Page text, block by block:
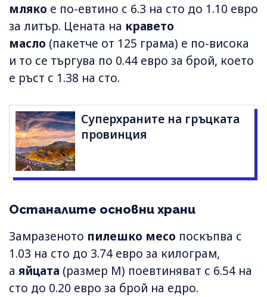
мляко е по-евтино с 6.3 на сто до 1.10 евро
за литър. Цената на кравето
масло (пакетче от 125 грама) е по-висока
и то се търгува по 0.44 евро за брой, което
е ръст с 1.38 на сто.
Суперхраните на гръцката
провинция
Останалите основни храни
Замразеното пилешко месо поскъпва с
1.03 на сто до 3.74 евро за килограм,
а яйцата (размер М) поевтиняват с 6.54 на
сто до 0.20 евро за брой на едро.